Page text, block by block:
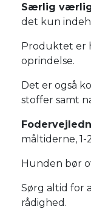
Særlig
det kun
Produktet er
oprindelse.
Det er også
stoffer samt
måltiderne, 1-
Hunden bør
Sørg altid for
rådighed.